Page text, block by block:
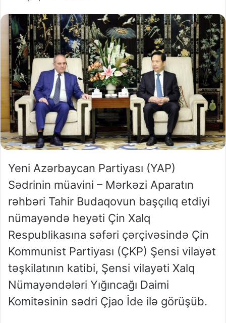
Yeni Azərbaycan Partiyası (YAP)
Sədrinin müavini – Mərkəzi Aparatın
rəhbəri Tahir Budaqovun başçılıq etdiyi
nümayəndə heyəti Çin Xalq
Respublikasına səfəri çərçivəsində Çin
Kommunist Partiyası (ÇKP) Şensi vilayət
təşkilatının katibi, Şensi vilayəti Xalq
Nümayəndələri Yığıncağı Daimi
Komitəsinin sədri Çjao İde ilə görüşüb.